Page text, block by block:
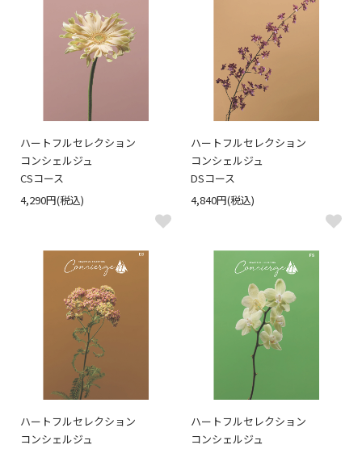
ハートフルセレクション
コンシェルジュ
CSコース
4,290円(税込)
ハートフルセレクション
コンシェルジュ
DSコース
4,840円(税込)
ハートフルセレクション
コンシェルジュ
ハートフルセレクション
コンシェルジュ